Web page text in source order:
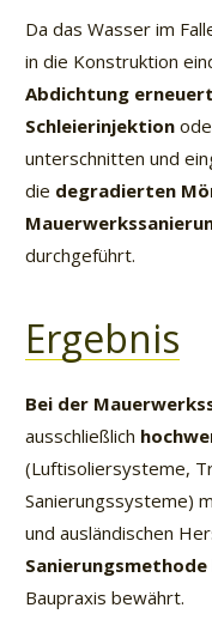
Da das Wasser im
in die Konstruktion
Abdichtung
Schleierinjektion
unterschnitten und
die degradierten
durchgeführt.
Ergebnis
Bei der
ausschließlich
(Luftisoliersysteme,
Sanierungssysteme)
und ausländischen
Sanierungsmethode
Baupraxis bewährt.